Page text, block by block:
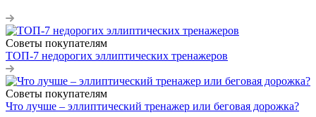
Советы покупателям
ТОП-7 недорогих эллиптических тренажеров
Советы покупателям
Что лучше – эллиптический тренажер или беговая дорожка?